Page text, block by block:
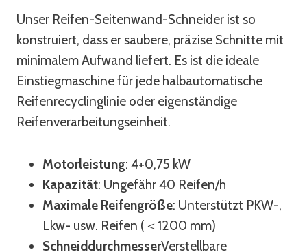
Unser Reifen-Seitenwand-Schneider ist so
konstruiert, dass er saubere, präzise Schnitte mit
minimalem Aufwand liefert. Es ist die ideale
Einstiegmaschine für jede halbautomatische
Reifenrecyclinglinie oder eigenständige
Reifenverarbeitungseinheit.
Motorleistung: 4+0,75 kW
Kapazität: Ungefähr 40 Reifen/h
Maximale Reifengröße: Unterstützt PKW-,
Lkw- usw. Reifen (＜1200 mm)
SchneiddurchmesserVerstellbare